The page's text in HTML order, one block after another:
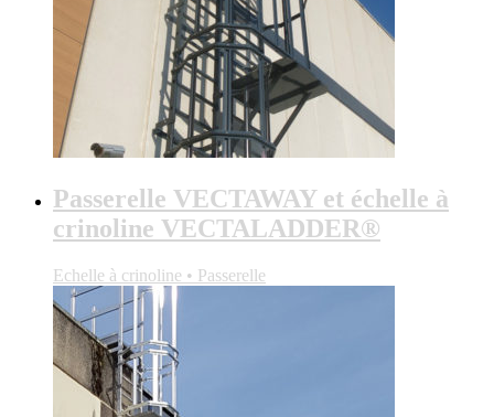
Passerelle VECTAWAY et échelle à
crinoline VECTALADDER®
Echelle à crinoline • Passerelle